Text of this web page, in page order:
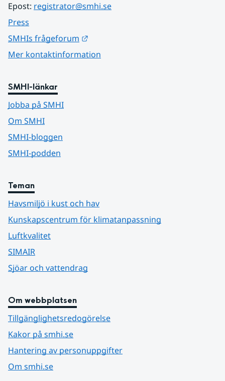
Epost: registrator@smhi.se
Press
SMHIs frågeforum
Mer kontaktinformation
SMHI-länkar
Jobba på SMHI
Om SMHI
SMHI-bloggen
SMHI-podden
Teman
Havsmiljö i kust och hav
Kunskapscentrum för klimatanpassning
Luftkvalitet
SIMAIR
Sjöar och vattendrag
Om webbplatsen
Tillgänglighetsredogörelse
Kakor på smhi.se
Hantering av personuppgifter
Om smhi.se